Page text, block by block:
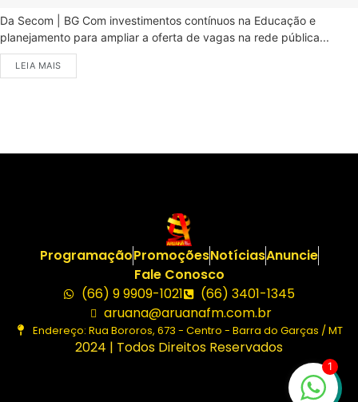
Da Secom | BG Com investimentos contínuos na Educação e
planejamento para ampliar a oferta de vagas na rede pública...
LEIA MAIS
ProgramaçãoPromoçõesNotíciasAnuncie
Fale Conosco
(66) 9 9909-1021
(66) 3401-1345
aruana@aruanafm.com.br
Endereço: Rua Bororos, 673 - Centro - Barra do Garças / MT
2024 | Todos Direitos Reservados
1